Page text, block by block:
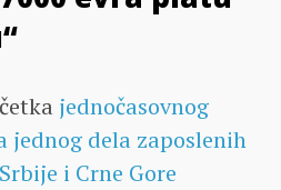
jednočasovnog
jednog dela zaposlenih
i Crne Gore